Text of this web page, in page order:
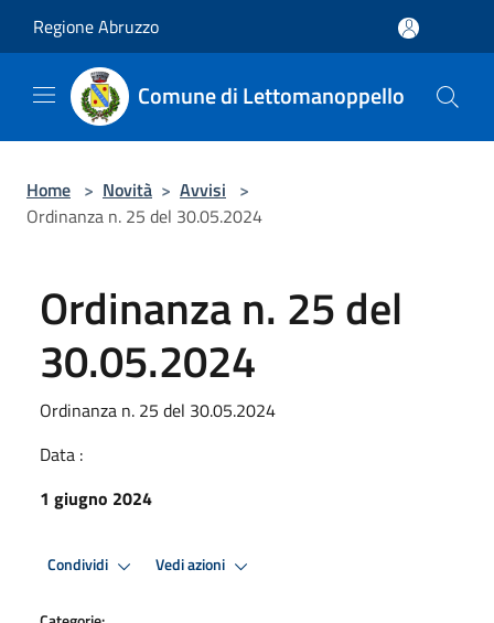
Regione Abruzzo
Comune di Lettomanoppello
Home > Novità > Avvisi >
Ordinanza n. 25 del 30.05.2024
Ordinanza n. 25 del
30.05.2024
Ordinanza n. 25 del 30.05.2024
Data :
1 giugno 2024
Condividi Vedi azioni